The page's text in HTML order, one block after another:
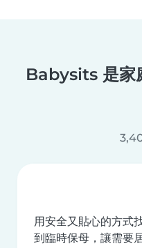
Babysits 是家
用安全又貼心的方式
到臨時保母，讓需要